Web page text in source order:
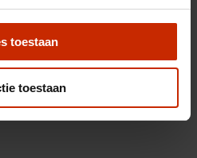
toestaan
toestaan